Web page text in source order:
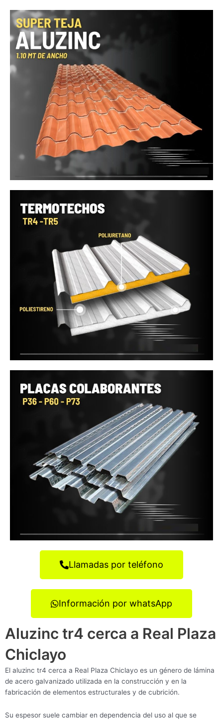
Llamadas por teléfono
Información por whatsApp
Aluzinc tr4 cerca a Real Plaza
Chiclayo
El aluzinc tr4 cerca a Real Plaza Chiclayo es un género de lámina
de acero galvanizado utilizada en la construcción y en la
fabricación de elementos estructurales y de cubrición.
Su espesor suele cambiar en dependencia del uso al que se